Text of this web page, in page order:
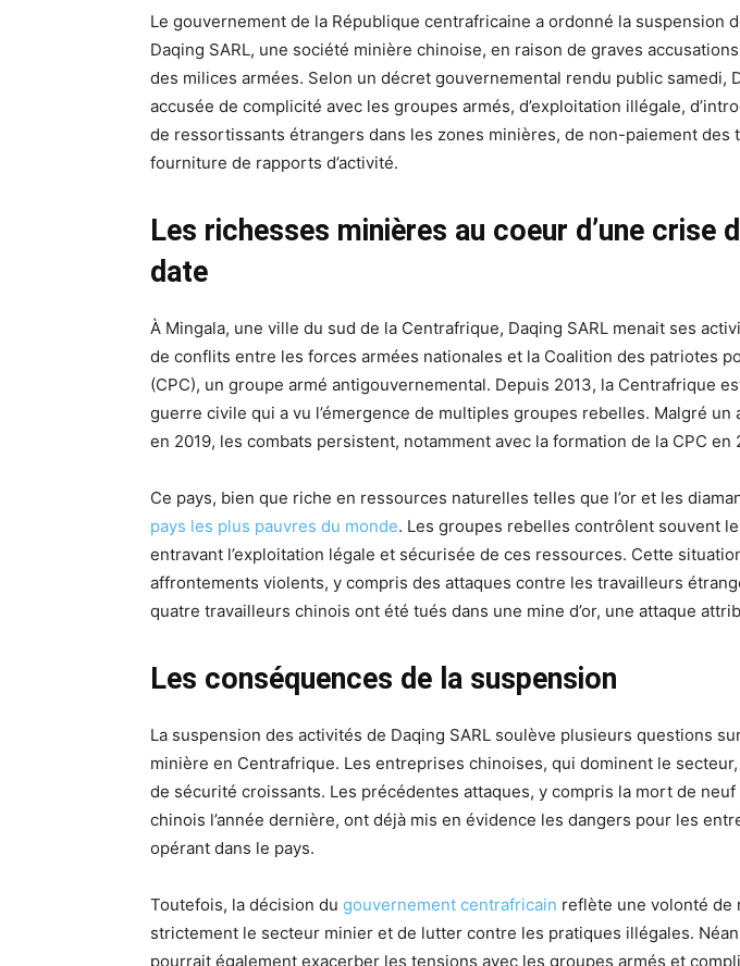
Le gouvernement de la République centrafricaine a ordonné la suspension
Daqing SARL, une société minière chinoise, en raison de graves
des milices armées. Selon un décret gouvernemental rendu public samedi,
accusée de complicité avec les groupes armés, d’exploitation illégale,
de ressortissants étrangers dans les zones minières, de non-paiement des
fourniture de rapports d’activité.
Les richesses minières au coeur d’une crise
date
À Mingala, une ville du sud de la Centrafrique, Daqing SARL menait ses
de conflits entre les forces armées nationales et la Coalition des patriotes
(CPC), un groupe armé antigouvernemental. Depuis 2013, la Centrafrique
guerre civile qui a vu l’émergence de multiples groupes rebelles. Malgré un
en 2019, les combats persistent, notamment avec la formation de la CPC en
Ce pays, bien que riche en ressources naturelles telles que l’or et les
pays les plus pauvres du monde. Les groupes rebelles contrôlent souvent
entravant l’exploitation légale et sécurisée de ces ressources. Cette
affrontements violents, y compris des attaques contre les travailleurs
quatre travailleurs chinois ont été tués dans une mine d’or, une attaque
Les conséquences de la suspension
La suspension des activités de Daqing SARL soulève plusieurs questions
minière en Centrafrique. Les entreprises chinoises, qui dominent le
de sécurité croissants. Les précédentes attaques, y compris la mort de
chinois l’année dernière, ont déjà mis en évidence les dangers pour les
opérant dans le pays.
Toutefois, la décision du gouvernement centrafricain reflète une volonté de
strictement le secteur minier et de lutter contre les pratiques illégales.
pourrait également exacerber les tensions avec les groupes armés et